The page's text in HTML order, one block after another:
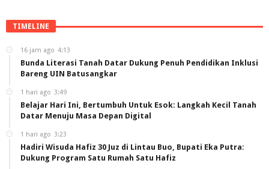
TIMELINE
16 jam ago 4:13
Bunda Literasi Tanah Datar Dukung Penuh Pendidikan Inklusi
Bareng UIN Batusangkar
1 hari ago 3:49
Belajar Hari Ini, Bertumbuh Untuk Esok: Langkah Kecil Tanah
Datar Menuju Masa Depan Digital
1 hari ago 3:23
Hadiri Wisuda Hafiz 30 Juz di Lintau Buo, Bupati Eka Putra:
Dukung Program Satu Rumah Satu Hafiz